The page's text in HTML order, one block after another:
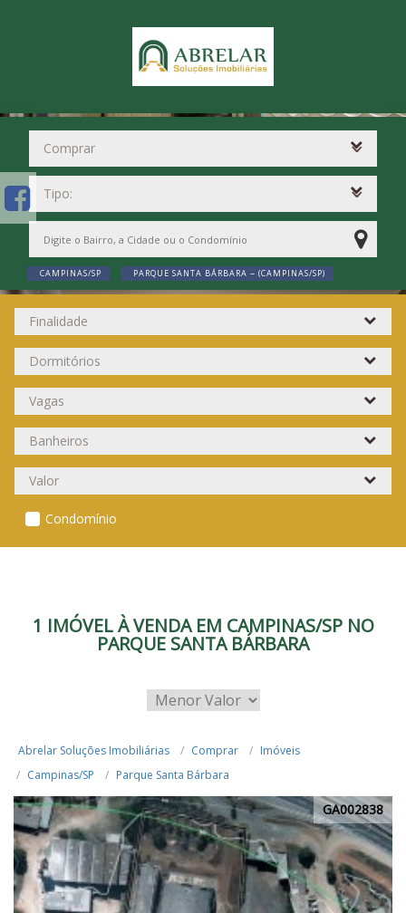
CAMPINAS/SP PARQUE SANTA BÁRBARA ~ (CAMPINAS/SP)
Condomínio
1 IMÓVEL À VENDA EM CAMPINAS/SP NO
PARQUE SANTA BÁRBARA
Abrelar Soluções Imobiliárias Comprar
Imóveis
Campinas/SP
Parque Santa Bárbara
GA002838